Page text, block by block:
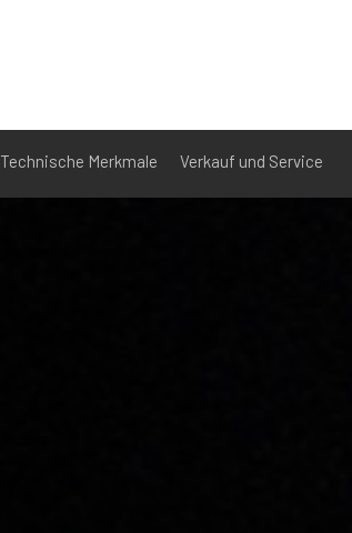
Technische Merkmale Verkauf und Service